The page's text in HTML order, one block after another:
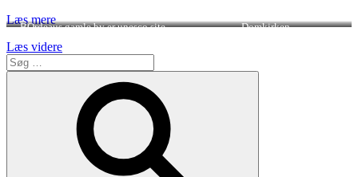
Læs mere
BOrdeaus gamle by er unesco site Domkirken
Læs videre“Bordeaux
en
forlænget
weekend
med
easyjet”
Søg
efter: